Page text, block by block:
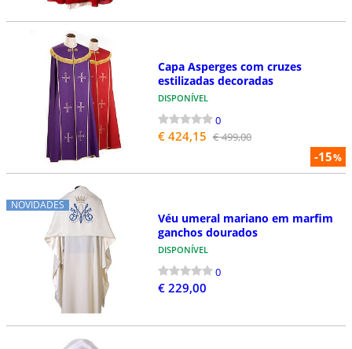
-15%
Capa Asperges com cruzes
estilizadas decoradas
DISPONÍVEL
0
€ 424,15 € 499,00
NOVIDADES
Véu umeral mariano em marfim
ganchos dourados
DISPONÍVEL
0
€ 229,00